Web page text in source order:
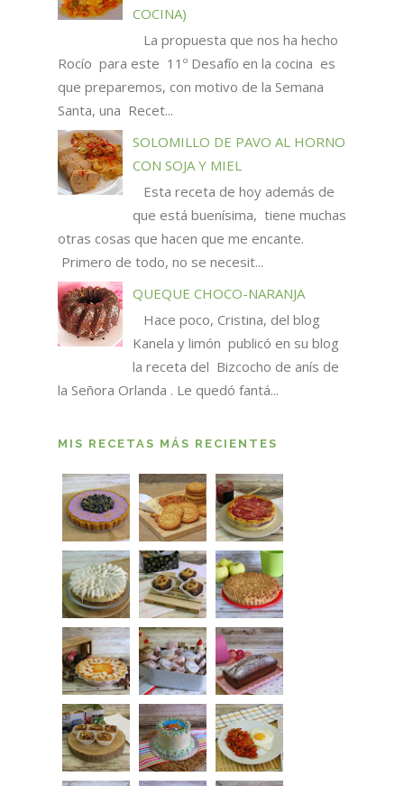
COCINA)
La propuesta que nos ha hecho
Rocío para este 11º Desafío en la cocina es
que preparemos, con motivo de la Semana
Santa, una Recet...
SOLOMILLO DE PAVO AL HORNO
CON SOJA Y MIEL
Esta receta de hoy además de
que está buenísima, tiene muchas
otras cosas que hacen que me encante.
Primero de todo, no se necesit...
QUEQUE CHOCO-NARANJA
Hace poco, Cristina, del blog
Kanela y limón publicó en su blog
la receta del Bizcocho de anís de
la Señora Orlanda . Le quedó fantá...
MIS RECETAS MÁS RECIENTES